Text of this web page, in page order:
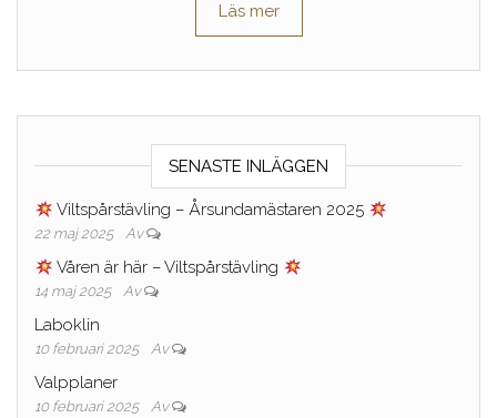
Läs mer
SENASTE INLÄGGEN
Viltspårstävling – Årsundamästaren 2025
22 maj 2025 Av
Våren är här – Viltspårstävling
14 maj 2025 Av
Laboklin
10 februari 2025 Av
Valpplaner
10 februari 2025 Av